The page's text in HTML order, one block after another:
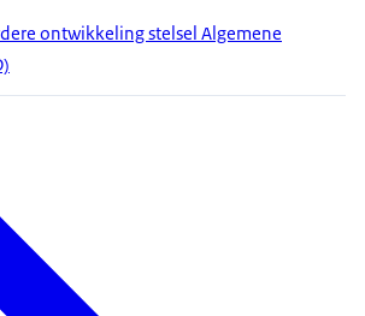
ontwikkeling stelsel Algemene